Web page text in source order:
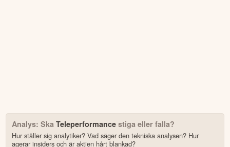
Analys: Ska Teleperformancestiga eller falla?
Hur ställer sig analytiker? Vad säger den tekniska analysen? Hur
agerar insiders och är aktien hårt blankad?